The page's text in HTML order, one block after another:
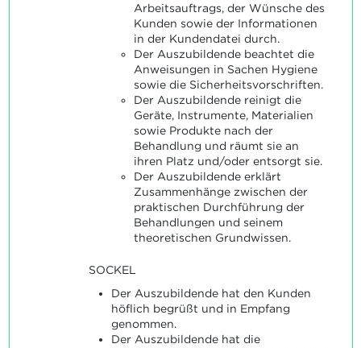
Arbeitsauftrags, der Wünsche des
Kunden sowie der Informationen
in der Kundendatei durch.
Der Auszubildende beachtet die
Anweisungen in Sachen Hygiene
sowie die Sicherheitsvorschriften.
Der Auszubildende reinigt die
Geräte, Instrumente, Materialien
sowie Produkte nach der
Behandlung und räumt sie an
ihren Platz und/oder entsorgt sie.
Der Auszubildende erklärt
Zusammenhänge zwischen der
praktischen Durchführung der
Behandlungen und seinem
theoretischen Grundwissen.
SOCKEL
Der Auszubildende hat den Kunden
höflich begrüßt und in Empfang
genommen.
Der Auszubildende hat die